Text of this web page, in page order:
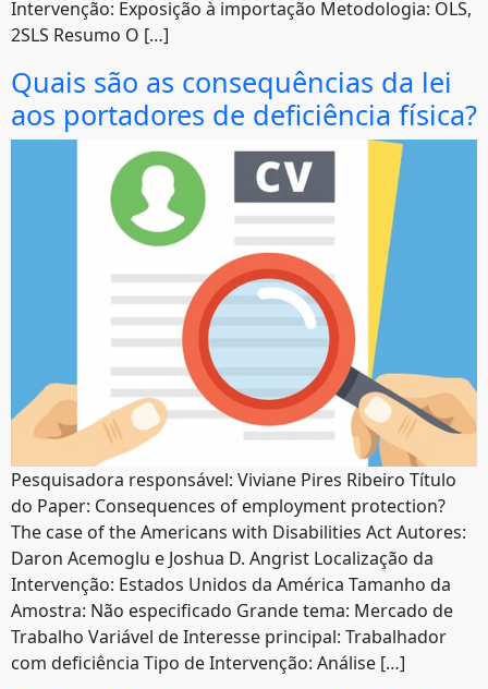
Intervenção: Exposição à importação Metodologia: OLS,
2SLS Resumo O […]
Quais são as consequências da lei
aos portadores de deficiência física?
Pesquisadora responsável: Viviane Pires Ribeiro Título
do Paper: Consequences of employment protection?
The case of the Americans with Disabilities Act Autores:
Daron Acemoglu e Joshua D. Angrist Localização da
Intervenção: Estados Unidos da América Tamanho da
Amostra: Não especificado Grande tema: Mercado de
Trabalho Variável de Interesse principal: Trabalhador
com deficiência Tipo de Intervenção: Análise […]